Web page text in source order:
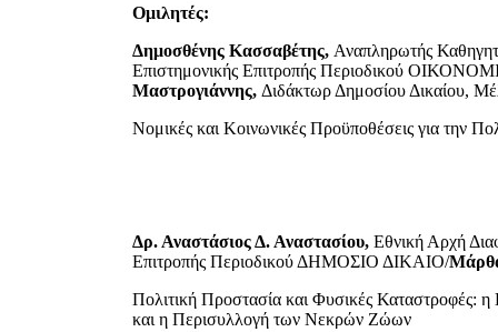
Ομιλητές:
Δημοσθένης Κασσαβέτης, Αναπληρωτής
Επιστημονικής Επιτροπής Περιοδικού
Μαστρογιάννης, Διδάκτωρ Δημοσίου Δικαίου,
Νομικές και Κοινωνικές Προϋποθέσεις για την
Δρ. Αναστάσιος Δ. Αναστασίου, Εθνική Αρχή
Επιτροπής Περιοδικού ΔΗΜΟΣΙΟ ΔΙΚΑΙΟ/
Πολιτική Προστασία και Φυσικές Καταστροφές:
και η Περισυλλογή των Νεκρών Ζώων